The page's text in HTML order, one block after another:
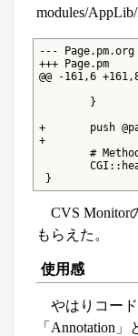
modules/
--- Page.pm.org
+++ Page.pm
@@ -161,6 +161,8
        }
+       push
+
#
}
CVS Monitor
もらえた。
使用感
やはりコー
「Annotation